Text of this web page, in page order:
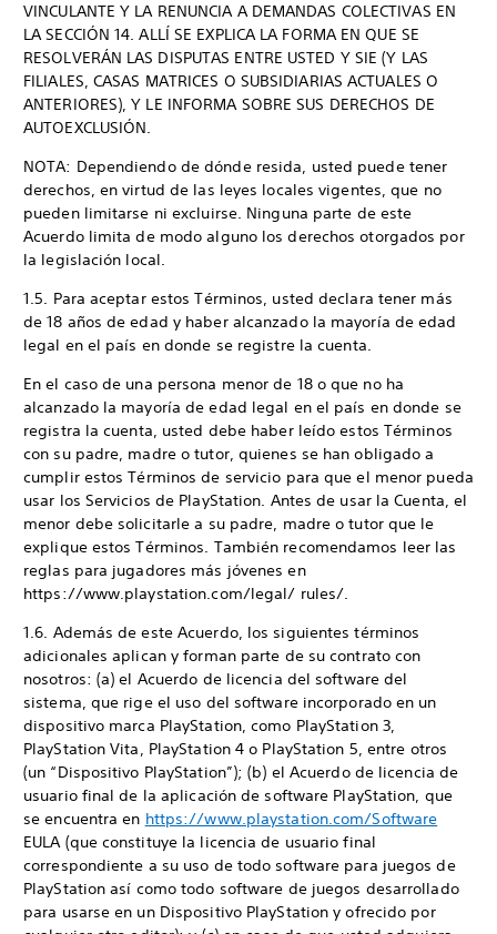
VINCULANTE Y LA RENUNCIA A DEMANDAS COLECTIVAS EN
LA SECCIÓN 14. ALLÍ SE EXPLICA LA FORMA EN QUE SE
RESOLVERÁN LAS DISPUTAS ENTRE USTED Y SIE (Y LAS
FILIALES, CASAS MATRICES O SUBSIDIARIAS ACTUALES O
ANTERIORES), Y LE INFORMA SOBRE SUS DERECHOS DE
AUTOEXCLUSIÓN.
NOTA: Dependiendo de dónde resida, usted puede tener
derechos, en virtud de las leyes locales vigentes, que no
pueden limitarse ni excluirse. Ninguna parte de este
Acuerdo limita de modo alguno los derechos otorgados por
la legislación local.
1.5. Para aceptar estos Términos, usted declara tener más
de 18 años de edad y haber alcanzado la mayoría de edad
legal en el país en donde se registre la cuenta.
En el caso de una persona menor de 18 o que no ha
alcanzado la mayoría de edad legal en el país en donde se
registra la cuenta, usted debe haber leído estos Términos
con su padre, madre o tutor, quienes se han obligado a
cumplir estos Términos de servicio para que el menor pueda
usar los Servicios de PlayStation. Antes de usar la Cuenta, el
menor debe solicitarle a su padre, madre o tutor que le
explique estos Términos. También recomendamos leer las
reglas para jugadores más jóvenes en
https://www.playstation.com/legal/ rules/.
1.6. Además de este Acuerdo, los siguientes términos
adicionales aplican y forman parte de su contrato con
nosotros: (a) el Acuerdo de licencia del software del
sistema, que rige el uso del software incorporado en un
dispositivo marca PlayStation, como PlayStation 3,
PlayStation Vita, PlayStation 4 o PlayStation 5, entre otros
(un “Dispositivo PlayStation”); (b) el Acuerdo de licencia de
usuario final de la aplicación de software PlayStation, que
se encuentra en https://www.playstation.com/Software
EULA (que constituye la licencia de usuario final
correspondiente a su uso de todo software para juegos de
PlayStation así como todo software de juegos desarrollado
para usarse en un Dispositivo PlayStation y ofrecido por